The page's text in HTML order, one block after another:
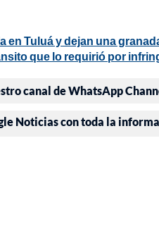
en Tuluá y dejan una
que lo requirió por
canal de WhatsApp
Noticias con toda la